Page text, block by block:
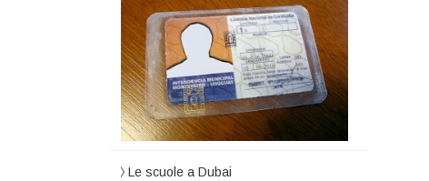
Le scuole a Dubai